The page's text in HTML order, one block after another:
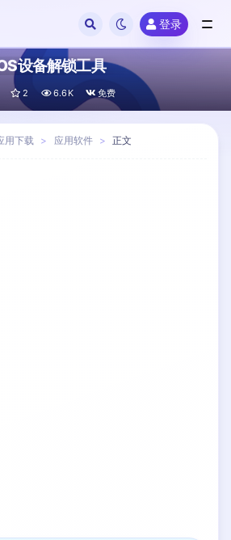
登录
设备解锁工具
2 6.6K 免费
用下载 应用软件 正文